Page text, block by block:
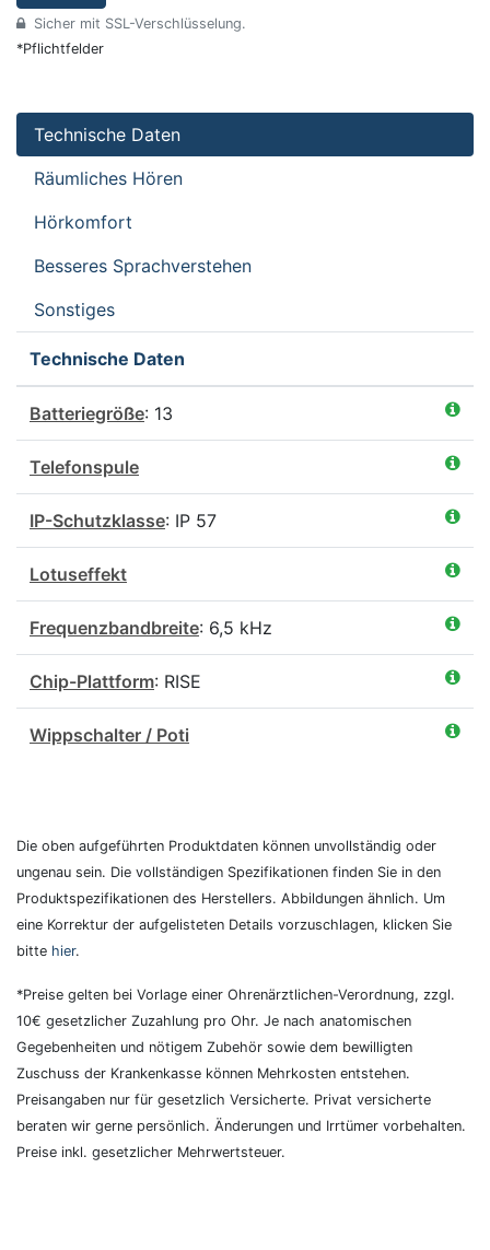
Sicher mit SSL-Verschlüsselung.
*Pflichtfelder
Technische Daten
Räumliches Hören
Hörkomfort
Besseres Sprachverstehen
Sonstiges
Technische Daten
Batteriegröße: 13
Telefonspule
IP-Schutzklasse: IP 57
Lotuseffekt
Frequenzbandbreite: 6,5 kHz
Chip-Plattform: RISE
Wippschalter / Poti
Die oben aufgeführten Produktdaten können unvollständig oder
ungenau sein. Die vollständigen Spezifikationen finden Sie in den
Produktspezifikationen des Herstellers. Abbildungen ähnlich. Um
eine Korrektur der aufgelisteten Details vorzuschlagen, klicken Sie
bitte hier.
*Preise gelten bei Vorlage einer Ohrenärztlichen-Verordnung, zzgl.
10€ gesetzlicher Zuzahlung pro Ohr. Je nach anatomischen
Gegebenheiten und nötigem Zubehör sowie dem bewilligten
Zuschuss der Krankenkasse können Mehrkosten entstehen.
Preisangaben nur für gesetzlich Versicherte. Privat versicherte
beraten wir gerne persönlich. Änderungen und Irrtümer vorbehalten.
Preise inkl. gesetzlicher Mehrwertsteuer.